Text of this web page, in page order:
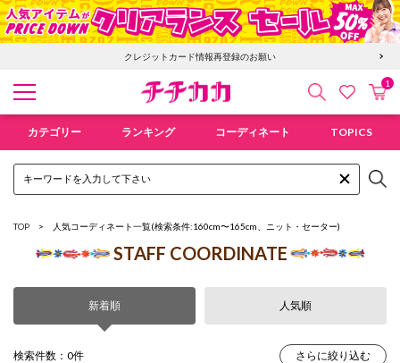
クレジットカード情報再登録のお願い
検索 お気にカ
1
カテゴリー ランキング コーディネート TOPICS
TOP 人気コーディネート一覧(検索条件:160cm〜165cm、ニット・セーター)
STAFF COORDINATE
新着順 人気順
検索件数：0件 さらに絞り込む